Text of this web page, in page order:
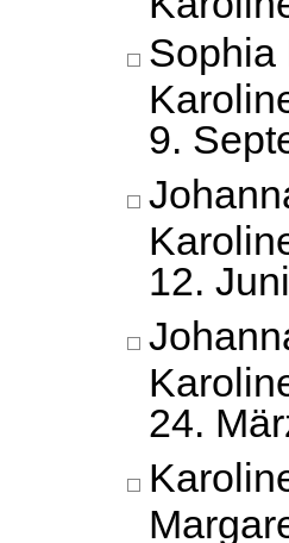
Sophia
9.
12.
24.